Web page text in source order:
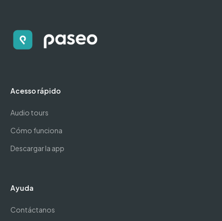
Acesso rápido
Audio tours
Cómo funciona
Descargar la app
Ayuda
Contáctanos